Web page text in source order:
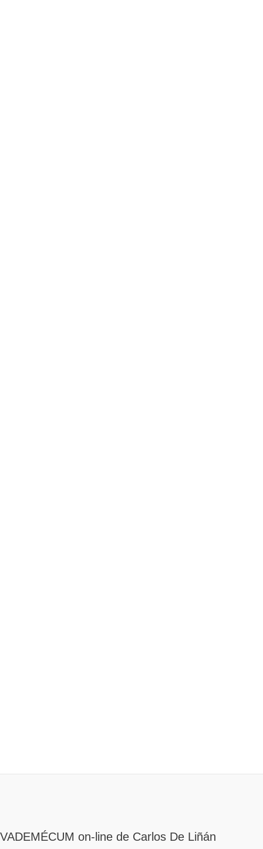
VADEMÉCUM on-line de Carlos De Liñán